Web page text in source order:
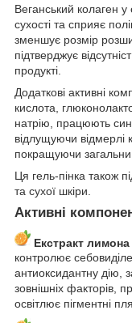
Веганський колаген у
сухості та сприяє
зменшує розмір
підтверджує
продукті.
Додаткові активні
кислота,
натрію, працюють
відлущуючи відмерлі
покращуючи
Ця гель-пінка також
та сухої шкіри.
Активні
Екстракт лимона
контролює
антиоксидантну дію,
зовнішніх факторів,
освітлює пігментні